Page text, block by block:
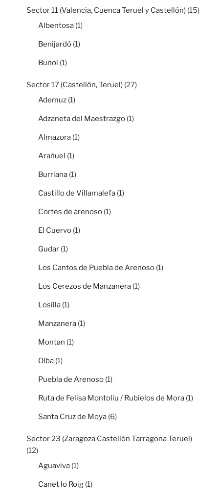
Sector 11 (Valencia, Cuenca Teruel y Castellón) (15)
Albentosa (1)
Benijardó (1)
Buñol (1)
Sector 17 (Castellón, Teruel) (27)
Ademuz (1)
Adzaneta del Maestrazgo (1)
Almazora (1)
Arañuel (1)
Burriana (1)
Castillo de Villamalefa (1)
Cortes de arenoso (1)
El Cuervo (1)
Gudar (1)
Los Cantos de Puebla de Arenoso (1)
Los Cerezos de Manzanera (1)
Losilla (1)
Manzanera (1)
Montan (1)
Olba (1)
Puebla de Arenoso (1)
Ruta de Felisa Montoliu / Rubielos de Mora (1)
Santa Cruz de Moya (6)
Sector 23 (Zaragoza Castellón Tarragona Teruel)
(12)
Aguaviva (1)
Canet lo Roig (1)